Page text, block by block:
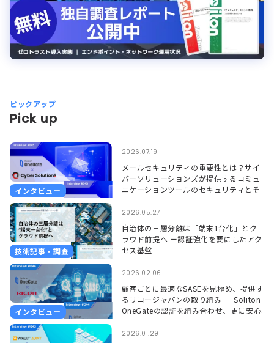
ピックアップ
Pick up
インタビュー
2026.07.19
メールセキュリティの重要性とは？サイ
バーソリューションズが提供するコミュ
ニケーションツールのセキュリティとそ
技術記事・調査
2026.05.27
自治体の三層分離は「端末1台化」とク
ラウド前提へ ー認証強化を要にしたアク
セス基盤
インタビュー
2026.02.06
顧客ごとに最適なSASEを見極め、提供す
るリコージャパンの取り組み ― Soliton
OneGateの認証を組み合わせ、更に安心
2026.01.29